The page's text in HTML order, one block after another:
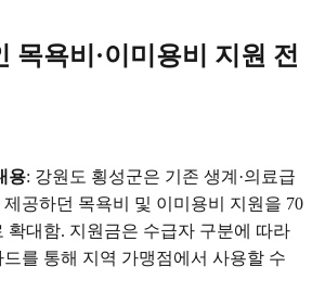
목욕비·이미용비 지원 전
용: 강원도 횡성군은 기존 생계·의료급
공하던 목욕비 및 이미용비 지원을 70
확대함. 지원금은 수급자 구분에 따라
를 통해 지역 가맹점에서 사용할 수